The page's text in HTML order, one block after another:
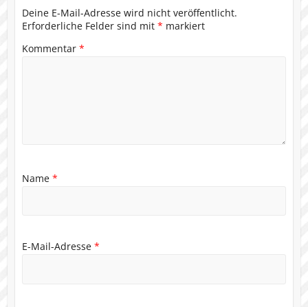
Deine E-Mail-Adresse wird nicht veröffentlicht.
Erforderliche Felder sind mit * markiert
Kommentar *
Name *
E-Mail-Adresse *